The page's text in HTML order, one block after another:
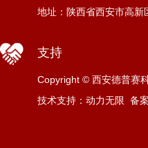
地址：陕西省西安市高新
支持
Copyright © 西安德普赛
技术支持：动力无限 备